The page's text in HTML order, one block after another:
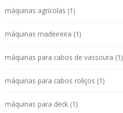
máquinas agrícolas (1)
máquinas madeireira (1)
máquinas para cabos de vassoura (1)
máquinas para cabos roliços (1)
máquinas para deck (1)